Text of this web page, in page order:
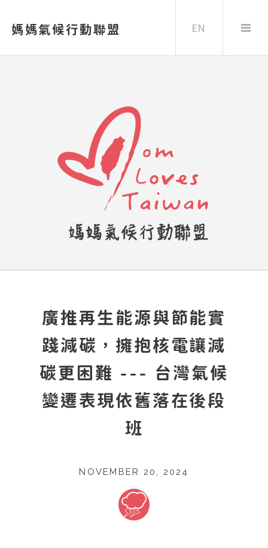
媽媽氣候行動聯盟 EN
廣推再生能源與節能實
踐減碳，擁抱核電讓減
碳更困難 --- 台灣氣候
變遷表現依舊落在後段
班
NOVEMBER 20, 2024